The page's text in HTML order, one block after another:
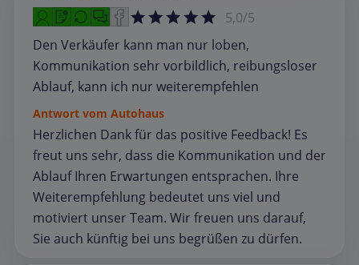
5,0/5
Den Verkäufer kann man nur loben,
Kommunikation sehr vorbildlich, reibungsloser
Ablauf, kann ich nur weiterempfehlen
Antwort vom Autohaus
Herzlichen Dank für das positive Feedback! Es
freut uns sehr, dass die Kommunikation und der
Ablauf Ihren Erwartungen entsprachen. Ihre
Weiterempfehlung bedeutet uns viel und
motiviert unser Team. Wir freuen uns darauf,
Sie auch künftig bei uns begrüßen zu dürfen.